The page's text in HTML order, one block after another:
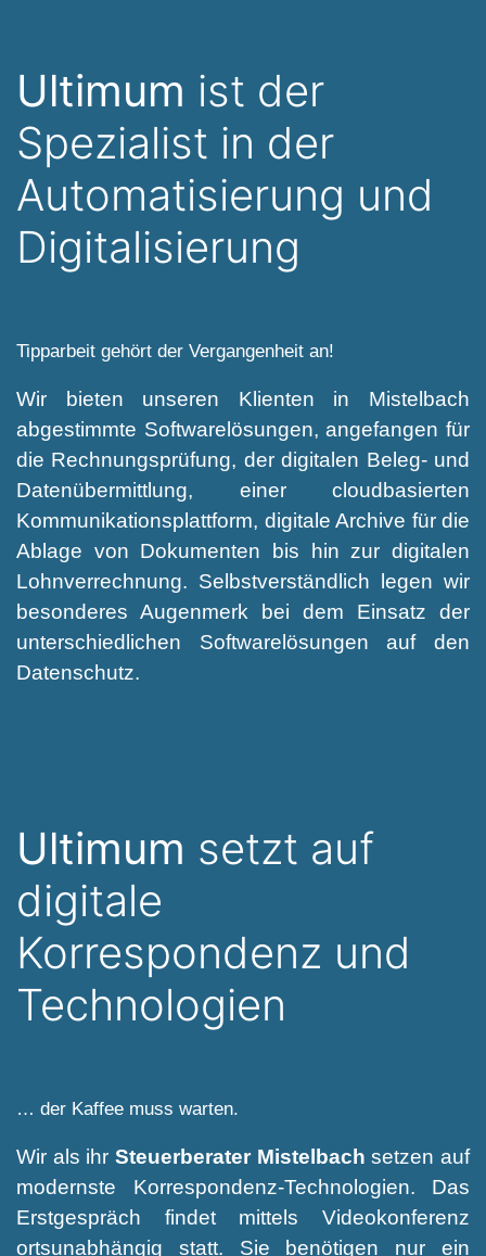
Ultimum ist der
Spezialist in der
Automatisierung und
Digitalisierung
Tipparbeit gehört der Vergangenheit an!
Wir bieten unseren Klienten in Mistelbach
abgestimmte Softwarelösungen, angefangen für
die Rechnungsprüfung, der digitalen Beleg- und
Datenübermittlung, einer cloudbasierten
Kommunikationsplattform, digitale Archive für die
Ablage von Dokumenten bis hin zur digitalen
Lohnverrechnung. Selbstverständlich legen wir
besonderes Augenmerk bei dem Einsatz der
unterschiedlichen Softwarelösungen auf den
Datenschutz.
Ultimum setzt auf
digitale
Korrespondenz und
Technologien
… der Kaffee muss warten.
Wir als ihr Steuerberater Mistelbachsetzen auf
modernste Korrespondenz-Technologien. Das
Erstgespräch findet mittels Videokonferenz
ortsunabhängig statt. Sie benötigen nur ein